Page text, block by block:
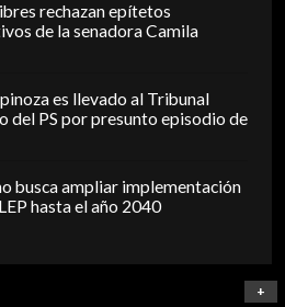
rechazan epítetos
de la senadora Camila
es llevado al Tribunal
del PS por presunto episodio de
busca ampliar implementación
hasta el año 2040
+